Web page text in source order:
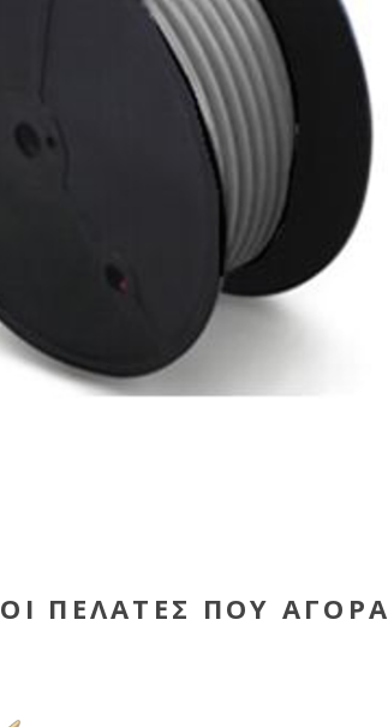
ΟΙ ΠΕΛΆΤΕΣ ΠΟΥ